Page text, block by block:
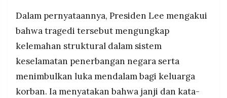
Dalam pernyataannya, Presiden Lee mengakui
bahwa tragedi tersebut mengungkap
kelemahan struktural dalam sistem
keselamatan penerbangan negara serta
menimbulkan luka mendalam bagi keluarga
korban. Ia menyatakan bahwa janji dan kata-